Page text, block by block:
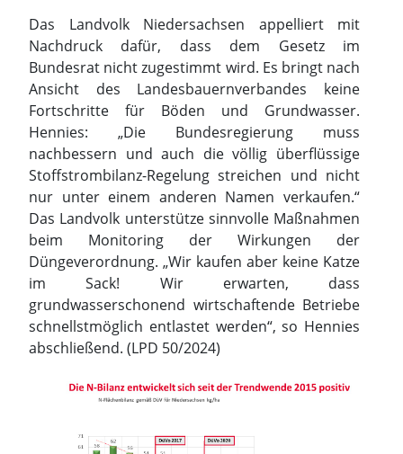
Das Landvolk Niedersachsen appelliert mit
Nachdruck dafür, dass dem Gesetz im
Bundesrat nicht zugestimmt wird. Es bringt nach
Ansicht des Landesbauernverbandes keine
Fortschritte für Böden und Grundwasser.
Hennies: „Die Bundesregierung muss
nachbessern und auch die völlig überflüssige
Stoffstrombilanz-Regelung streichen und nicht
nur unter einem anderen Namen verkaufen.“
Das Landvolk unterstütze sinnvolle Maßnahmen
beim Monitoring der Wirkungen der
Düngeverordnung. „Wir kaufen aber keine Katze
im Sack! Wir erwarten, dass
grundwasserschonend wirtschaftende Betriebe
schnellstmöglich entlastet werden“, so Hennies
abschließend. (LPD 50/2024)